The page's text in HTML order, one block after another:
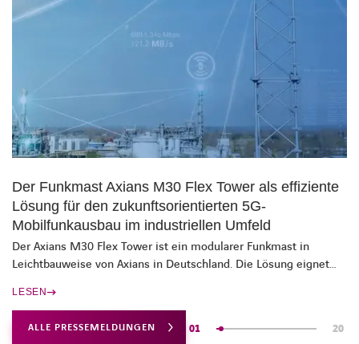
Der Funkmast Axians M30 Flex Tower als effiziente
Lösung für den zukunftsorientierten 5G-
Mobilfunkausbau im industriellen Umfeld
Der Axians M30 Flex Tower ist ein modularer Funkmast in
Leichtbauweise von Axians in Deutschland. Die Lösung eignet
stationären Betrieb in 5G-Campusnetzen. Insbesondere in
skalierbare, stabile und hochperformante Kommunikation
LESEN
ALLE PRESSEMELDUNGEN 01 20